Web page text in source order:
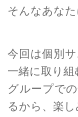
そんなあな
今回は個別
一緒に取り組
グループで
るから、楽